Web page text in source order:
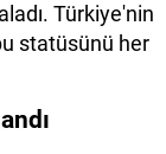
Türkiye'nin
statüsünü her